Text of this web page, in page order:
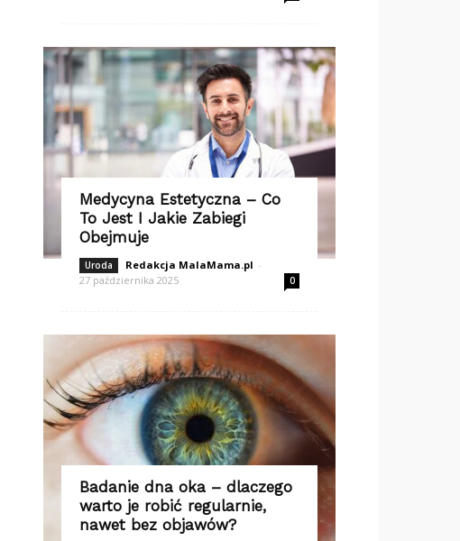
Medycyna Estetyczna – Co
To Jest I Jakie Zabiegi
Obejmuje
Uroda Redakcja MalaMama.pl -
27 października 2025
0
Badanie dna oka – dlaczego
warto je robić regularnie,
nawet bez objawów?